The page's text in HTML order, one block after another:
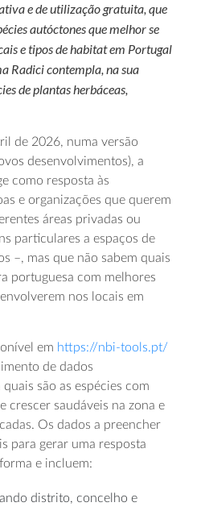
e de utilização gratuita, que
autóctones que melhor se
e tipos de habitat em Portugal
Radici contempla, na sua
de plantas herbáceas,
de 2026, numa versão
desenvolvimentos), a
como resposta às
e organizações que querem
áreas privadas ou
particulares a espaços de
–, mas que não sabem quais
portuguesa com melhores
nos locais em
em https://nbi-tools.pt/
de dados
são as espécies com
crescer saudáveis na zona e
Os dados a preencher
para gerar uma resposta
e incluem:
distrito, concelho e